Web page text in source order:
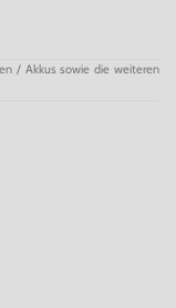
/ Akkus sowie die weiteren